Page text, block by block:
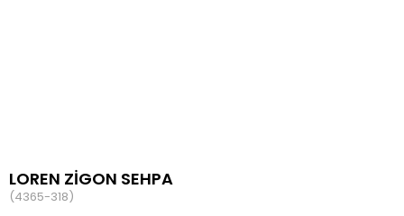
LOREN ZİGON SEHPA
(4365-318)